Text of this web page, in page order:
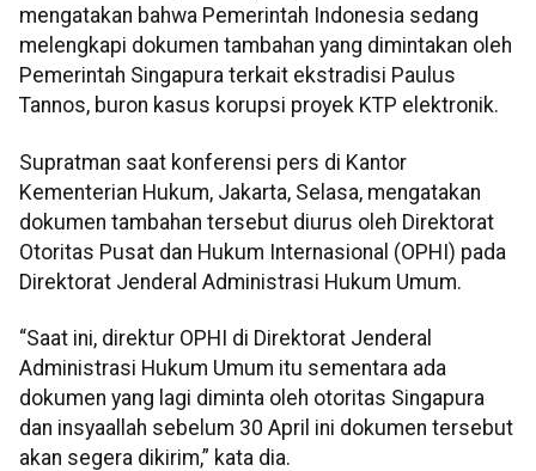
mengatakan bahwa Pemerintah Indonesia sedang
melengkapi dokumen tambahan yang dimintakan oleh
Pemerintah Singapura terkait ekstradisi Paulus
Tannos, buron kasus korupsi proyek KTP elektronik.
Supratman saat konferensi pers di Kantor
Kementerian Hukum, Jakarta, Selasa, mengatakan
dokumen tambahan tersebut diurus oleh Direktorat
Otoritas Pusat dan Hukum Internasional (OPHI) pada
Direktorat Jenderal Administrasi Hukum Umum.
“Saat ini, direktur OPHI di Direktorat Jenderal
Administrasi Hukum Umum itu sementara ada
dokumen yang lagi diminta oleh otoritas Singapura
dan insyaallah sebelum 30 April ini dokumen tersebut
akan segera dikirim,” kata dia.